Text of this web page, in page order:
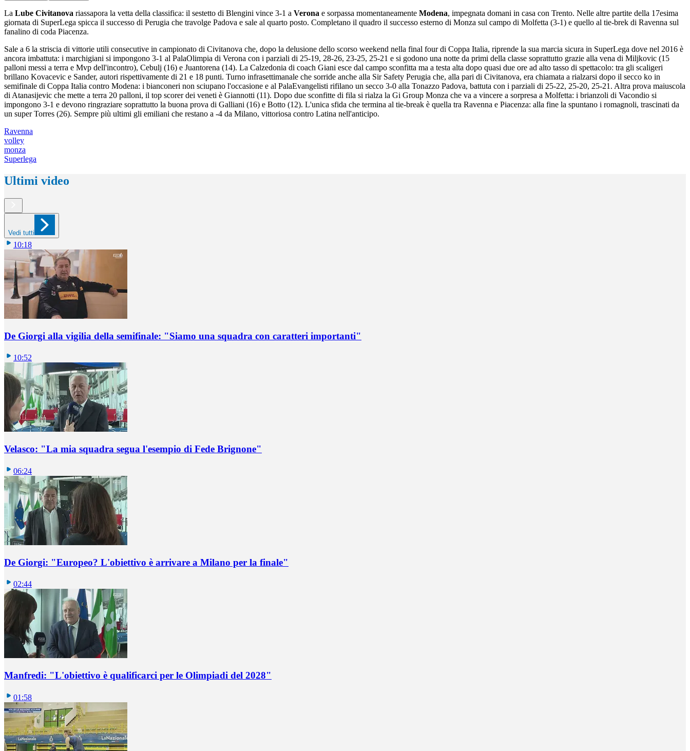
La Lube Civitanova riassapora la vetta della classifica: il sestetto di Blengini vince 3-1 a Verona e sorpassa momentaneamente Modena, impegnata domani in casa con Trento. Nelle altre partite della 17esima
giornata di SuperLega spicca il successo di Perugia che travolge Padova e sale al quarto posto. Completano il quadro il successo esterno di Monza sul campo di Molfetta (3-1) e quello al tie-brek di Ravenna sul
fanalino di coda Piacenza.
Sale a 6 la striscia di vittorie utili consecutive in campionato di Civitanova che, dopo la delusione dello scorso weekend nella final four di Coppa Italia, riprende la sua marcia sicura in SuperLega dove nel 2016 è
ancora imbattuta: i marchigiani si impongono 3-1 al PalaOlimpia di Verona con i parziali di 25-19, 28-26, 23-25, 25-21 e si godono una notte da primi della classe soprattutto grazie alla vena di Miljkovic (15
palloni messi a terra e Mvp dell'incontro), Cebulj (16) e Juantorena (14). La Calzedonia di coach Giani esce dal campo sconfitta ma a testa alta dopo quasi due ore ad alto tasso di spettacolo: tra gli scaligeri
brillano Kovacevic e Sander, autori rispettivamente di 21 e 18 punti. Turno infrasettimanale che sorride anche alla Sir Safety Perugia che, alla pari di Civitanova, era chiamata a rialzarsi dopo il secco ko in
semifinale di Coppa Italia contro Modena: i bianconeri non sciupano l'occasione e al PalaEvangelisti rifilano un secco 3-0 alla Tonazzo Padova, battuta con i parziali di 25-22, 25-20, 25-21. Altra prova maiuscola
di Atanasijevic che mette a terra 20 palloni, il top scorer dei veneti è Giannotti (11). Dopo due sconfitte di fila si rialza la Gi Group Monza che va a vincere a sorpresa a Molfetta: i brianzoli di Vacondio si
impongono 3-1 e devono ringraziare soprattutto la buona prova di Galliani (16) e Botto (12). L'unica sfida che termina al tie-break è quella tra Ravenna e Piacenza: alla fine la spuntano i romagnoli, trascinati da
un super Torres (26). Sempre più ultimi gli emiliani che restano a -4 da Milano, vittoriosa contro Latina nell'anticipo.
Ravenna
volley
monza
Superlega
Ultimi video
Vedi tutti
10:18
De Giorgi alla vigilia della semifinale: "Siamo una squadra con caratteri importanti"
10:52
Velasco: "La mia squadra segua l'esempio di Fede Brignone"
06:24
De Giorgi: "Europeo? L'obiettivo è arrivare a Milano per la finale"
02:44
Manfredi: "L'obiettivo è qualificarci per le Olimpiadi del 2028"
01:58